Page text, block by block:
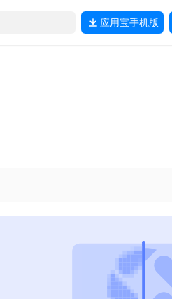
应用宝手机版